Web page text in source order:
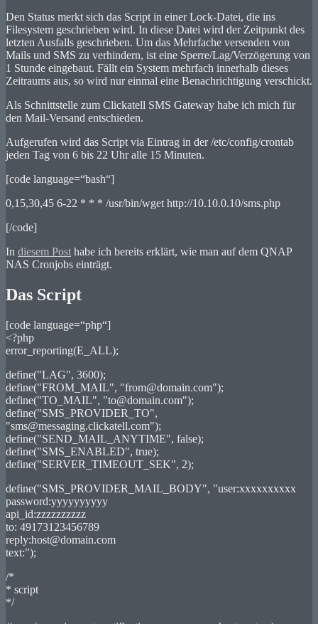
Den Status merkt sich das Script in einer Lock-Datei, die ins
Filesystem geschrieben wird. In diese Datei wird der Zeitpunkt des
letzten Ausfalls geschrieben. Um das Mehrfache versenden von
Mails und SMS zu verhindern, ist eine Sperre/Lag/Verzögerung von
1 Stunde eingebaut. Fällt ein System mehrfach innerhalb dieses
Zeitraums aus, so wird nur einmal eine Benachrichtigung verschickt.
Als Schnittstelle zum Clickatell SMS Gateway habe ich mich für
den Mail-Versand entschieden.
Aufgerufen wird das Script via Eintrag in der /etc/config/crontab
jeden Tag von 6 bis 22 Uhr alle 15 Minuten.
[code language=“bash“]
0,15,30,45 6-22 * * * /usr/bin/wget http://10.10.0.10/sms.php
[/code]
In diesem Post habe ich bereits erklärt, wie man auf dem QNAP
NAS Cronjobs einträgt.
Das Script
[code language=“php“]
<?php
error_reporting(E_ALL);
define("LAG", 3600);
define("FROM_MAIL", "from@domain.com");
define("TO_MAIL", "to@domain.com");
define("SMS_PROVIDER_TO",
"sms@messaging.clickatell.com");
define("SEND_MAIL_ANYTIME", false);
define("SMS_ENABLED", true);
define("SERVER_TIMEOUT_SEK", 2);
define("SMS_PROVIDER_MAIL_BODY", "user:xxxxxxxxxx
password:yyyyyyyyyy
api_id:zzzzzzzzzz
to: 49173123456789
reply:host@domain.com
text:");
/*
* script
*/